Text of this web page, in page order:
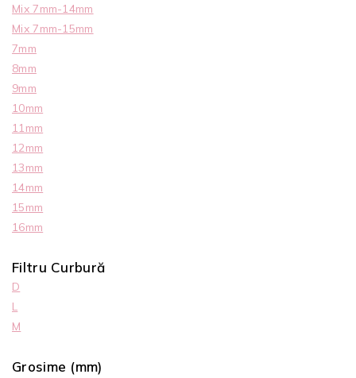
Mix 7mm-14mm
Mix 7mm-15mm
7mm
8mm
9mm
10mm
11mm
12mm
13mm
14mm
15mm
16mm
Filtru Curbură
D
L
M
Grosime (mm)